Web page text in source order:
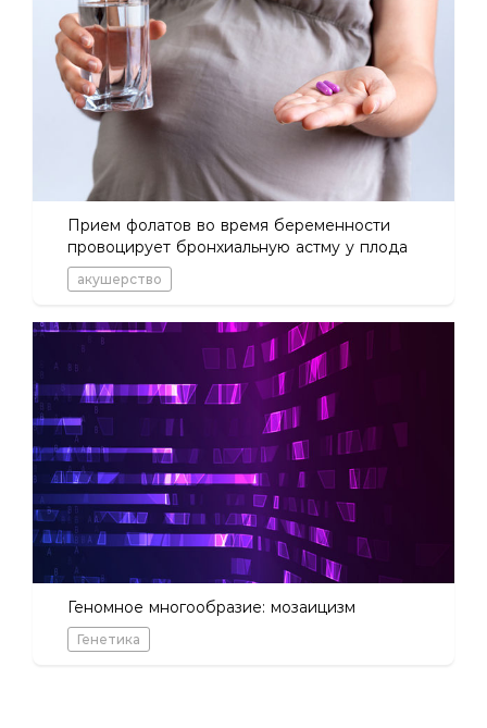
Прием фолатов во время беременности
провоцирует бронхиальную астму у плода
акушерство
Геномное многообразие: мозаицизм
Генетика